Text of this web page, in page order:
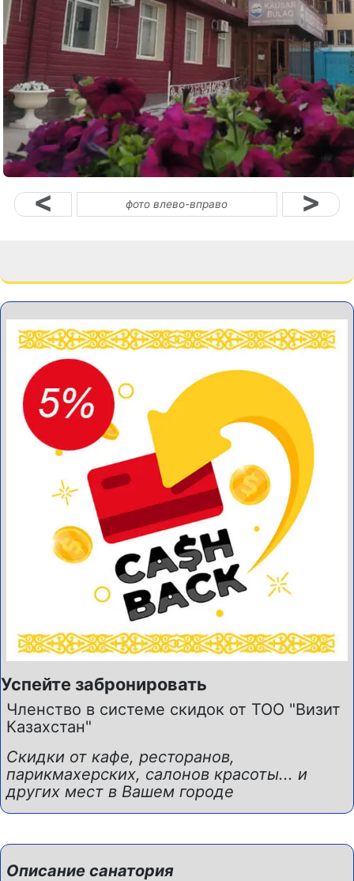
< фото влево-вправо >
Успейте забронировать
Членство в системе скидок от ТОО "Визит
Казахстан"
Скидки от кафе, ресторанов,
парикмахерских, салонов красоты... и
других мест в Вашем городе
Описание санатория